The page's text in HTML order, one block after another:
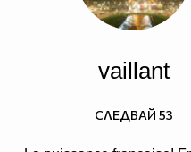
vaillant
СЛЕДВАЙ 53